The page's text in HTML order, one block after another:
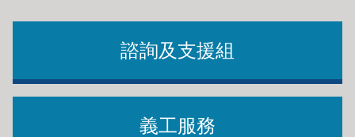
諮詢及支援組
義工服務